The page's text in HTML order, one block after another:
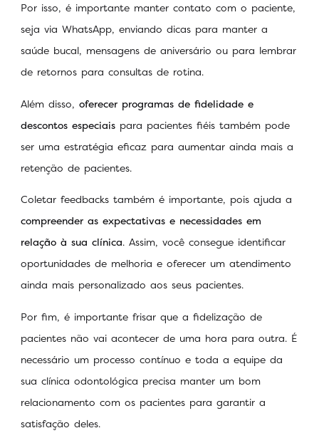
Por isso, é importante manter contato com o paciente,
seja via WhatsApp, enviando dicas para manter a
saúde bucal, mensagens de aniversário ou para lembrar
de retornos para consultas de rotina.
Além disso, oferecer programas de fidelidade e
descontos especiais para pacientes fiéis também pode
ser uma estratégia eficaz para aumentar ainda mais a
retenção de pacientes.
Coletar feedbacks também é importante, pois ajuda a
compreender as expectativas e necessidades em
relação à sua clínica. Assim, você consegue identificar
oportunidades de melhoria e oferecer um atendimento
ainda mais personalizado aos seus pacientes.
Por fim, é importante frisar que a fidelização de
pacientes não vai acontecer de uma hora para outra. É
necessário um processo contínuo e toda a equipe da
sua clínica odontológica precisa manter um bom
relacionamento com os pacientes para garantir a
satisfação deles.